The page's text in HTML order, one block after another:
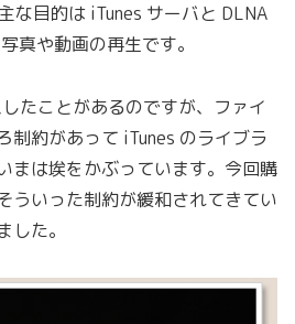
な目的は iTunes サーバと DLNA
真や動画の再生です。
たことがあるのですが、ファイ
制約があって iTunes のライブラ
まは埃をかぶっています。今回購
ういった制約が緩和されてきてい
した。